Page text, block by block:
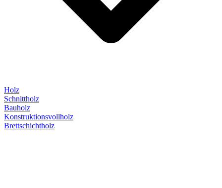
Holz
Schnittholz
Bauholz
Konstruktionsvollholz
Brettschichtholz